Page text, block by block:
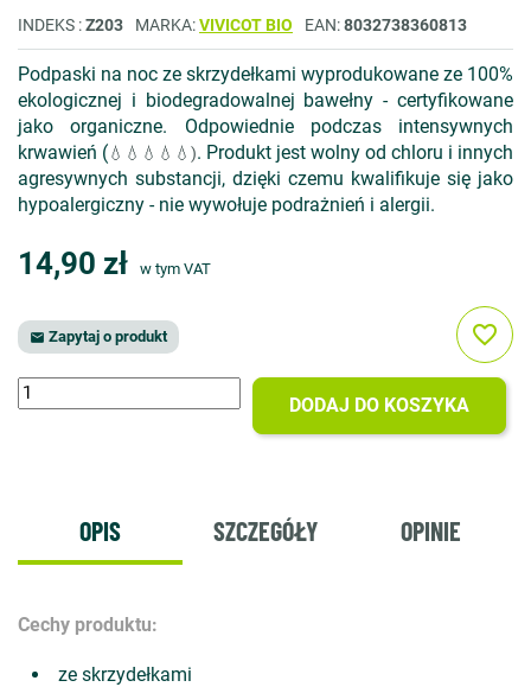
INDEKS Z203 MARKA VIVICOT BIO EAN 8032738360813
Podpaski na noc ze skrzydełkami wyprodukowane ze 100%
ekologicznej i biodegradowalnej bawełny - certyfikowane
jako organiczne. Odpowiednie podczas intensywnych
krwawień (💧💧 💧💧 💧). Produkt jest wolny od chloru i innych
agresywnych substancji, dzięki czemu kwalifikuje się jako
hypoalergiczny - nie wywołuje podrażnień i alergii.
14,90 zł w tym VAT
 Zapytaj o produkt
DODAJ DO KOSZYKA
favorite_border
OPIS SZCZEGÓŁY OPINIE
Cechy produktu:
ze skrzydełkami